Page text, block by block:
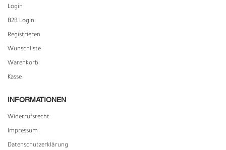
Login
B2B Login
Registrieren
Wunschliste
Warenkorb
Kasse
INFORMATIONEN
Widerrufs­recht
Impressum
Daten­schutz­erklärung